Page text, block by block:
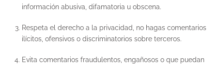
información abusiva, difamatoria u obscena.
Respeta el derecho a la privacidad, no hagas comentarios
ilícitos, ofensivos o discriminatorios sobre terceros.
Evita comentarios fraudulentos, engañosos o que puedan